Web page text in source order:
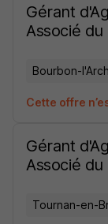
Gérant
Associé du
Bourbon-
Cette offre
Gérant
Associé du
Tournan-en-